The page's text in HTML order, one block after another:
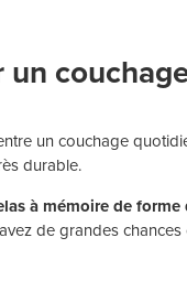
un
un couchage
durable.
à mémoire de forme
de grandes chances